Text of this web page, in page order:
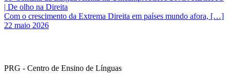
| De olho na Direita
Com o crescimento da Extrema Direita em países mundo afora, […]
22 maio 2026
PRG - Centro de Ensino de Línguas